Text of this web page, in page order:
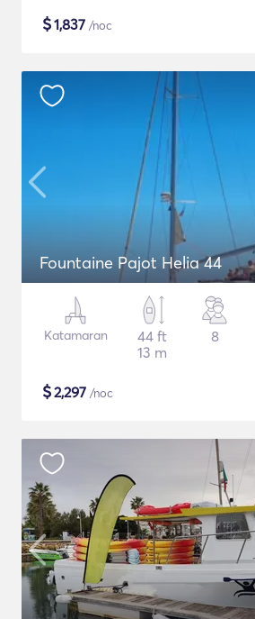
$1,837 /noc
Fountaine Pajot Helia 44
Katamaran
44 ft
13 m
8
$2,297 /noc